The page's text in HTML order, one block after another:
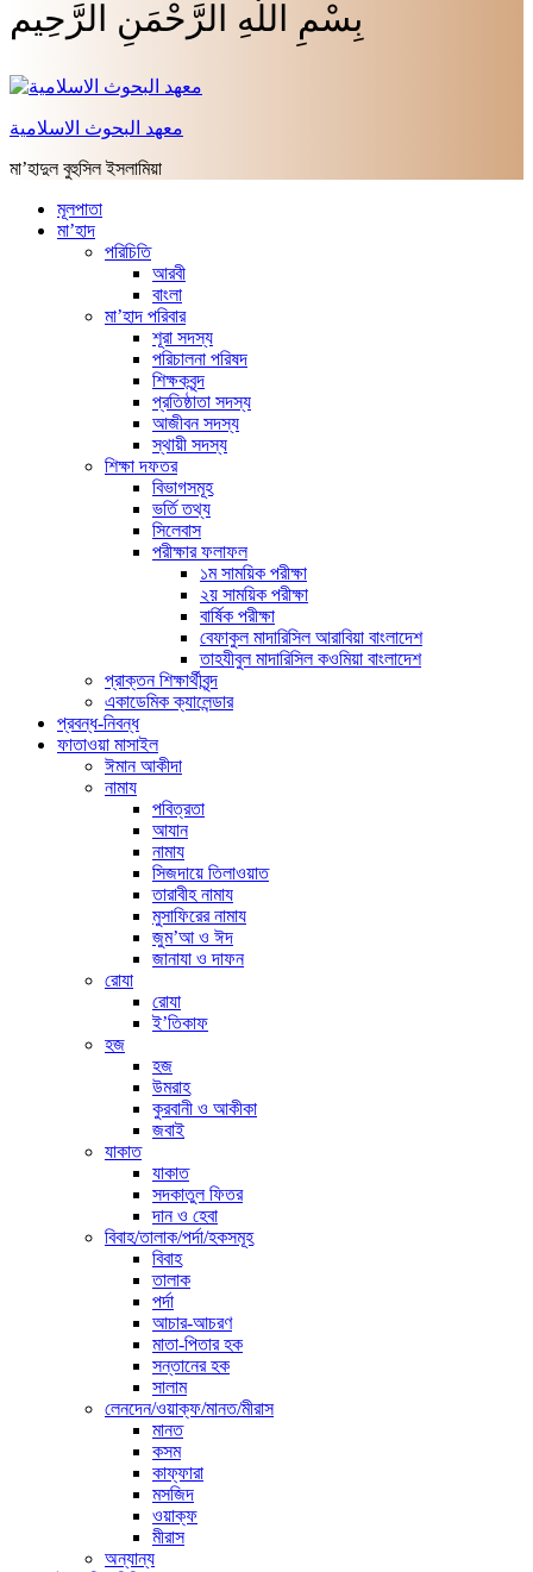
بِسْمِ اللَّهِ الرَّحْمَنِ الرَّحِيم
معهد البحوث الاسلامية
মা’হাদুল বুহুসিল ইসলামিয়া
মূলপাতা
মা’হাদ
পরিচিতি
আরবী
বাংলা
মা’হাদ পরিবার
শূরা সদস্য
পরিচালনা পরিষদ
শিক্ষকবৃন্দ
প্রতিষ্ঠাতা সদস্য
আজীবন সদস্য
স্থায়ী সদস্য
শিক্ষা দফতর
বিভাগসমূহ
ভর্তি তথ্য
সিলেবাস
পরীক্ষার ফলাফল
১ম সাময়িক পরীক্ষা
২য় সাময়িক পরীক্ষা
বার্ষিক পরীক্ষা
বেফাকুল মাদারিসিল আরাবিয়া বাংলাদেশ
তাহযীবুল মাদারিসিল কওমিয়া বাংলাদেশ
প্রাক্তন শিক্ষার্থীবৃন্দ
একাডেমিক ক্যালেন্ডার
প্রবন্ধ-নিবন্ধ
ফাতাওয়া মাসাইল
ঈমান আকীদা
নামায
পবিত্রতা
আযান
নামায
সিজদায়ে তিলাওয়াত
তারাবীহ নামায
মুসাফিরের নামায
জুম’আ ও ঈদ
জানাযা ও দাফন
রোযা
রোযা
ই’তিকাফ
হজ
হজ
উমরাহ
কুরবানী ও আকীকা
জবাই
যাকাত
যাকাত
সদকাতুল ফিতর
দান ও হেবা
বিবাহ/তালাক/পর্দা/হকসমূহ
বিবাহ
তালাক
পর্দা
আচার-আচরণ
মাতা-পিতার হক
সন্তানের হক
সালাম
লেনদেন/ওয়াক্ফ/মানত/মীরাস
মানত
কসম
কাফ্ফারা
মসজিদ
ওয়াক্ফ
মীরাস
অন্যান্য